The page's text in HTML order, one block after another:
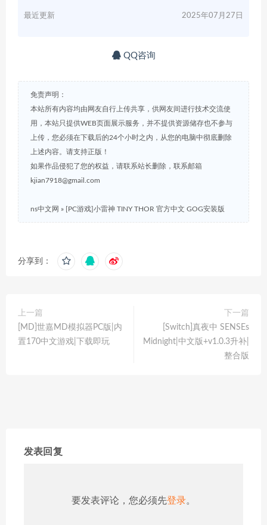
最近更新 2025年07月27日
QQ咨询
免责声明：
本站所有内容均由网友自行上传共享，供网友间进行技术交流使
用，本站只提供WEB页面展示服务，并不提供资源储存也不参与
上传，您必须在下载后的24个小时之内，从您的电脑中彻底删除
上述内容。请支持正版！
如果作品侵犯了您的权益，请联系站长删除，联系邮箱
kjian7918@gmail.com
ns中文网 » [PC游戏]小雷神 TINY THOR 官方中文 GOG安装版
分享到：
上一篇
[MD]世嘉MD模拟器PC版|内
置170中文游戏|下载即玩
下一篇
[Switch]真夜中 SENSEs
Midnight|中文版+v1.0.3升补|
整合版
发表回复
要发表评论，您必须先登录。